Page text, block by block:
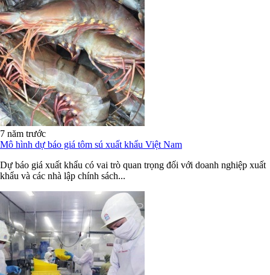
7 năm trước
Mô hình dự báo giá tôm sú xuất khẩu Việt Nam
Dự báo giá xuất khẩu có vai trò quan trọng đối với doanh nghiệp xuất
khẩu và các nhà lập chính sách...